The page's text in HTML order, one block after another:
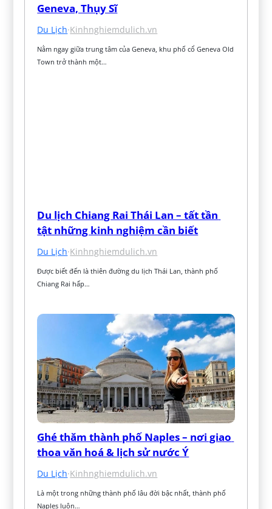
Geneva, Thụy Sĩ
Du Lịch·Kinhnghiemdulich.vn
Nằm ngay giữa trung tâm của Geneva, khu phố cổ Geneva Old
Town trở thành một…
Du lịch Chiang Rai Thái Lan – tất tần
tật những kinh nghiệm cần biết
Du Lịch·Kinhnghiemdulich.vn
Được biết đến là thiên đường du lịch Thái Lan, thành phố
Chiang Rai hấp…
Ghé thăm thành phố Naples – nơi giao
thoa văn hoá & lịch sử nước Ý
Du Lịch·Kinhnghiemdulich.vn
Là một trong những thành phố lâu đời bậc nhất, thành phố
Naples luôn…